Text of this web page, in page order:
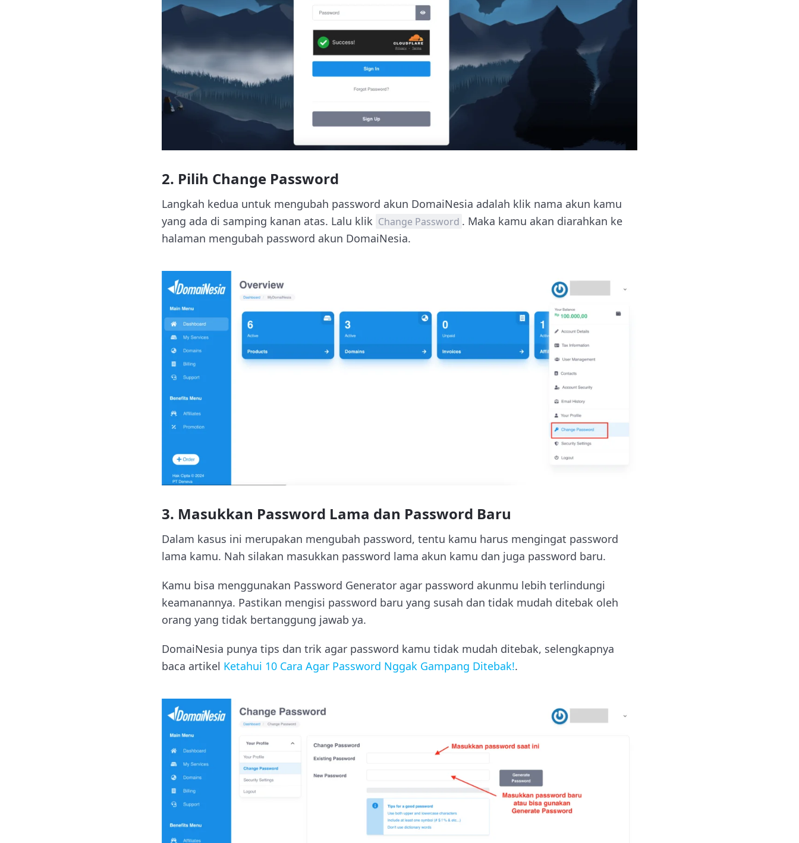
2. Pilih Change Password
Langkah kedua untuk mengubah password akun DomaiNesia adalah klik nama akun kamu
yang ada di samping kanan atas. Lalu klik Change Password . Maka kamu akan diarahkan ke
halaman mengubah password akun DomaiNesia.
3. Masukkan Password Lama dan Password Baru
Dalam kasus ini merupakan mengubah password, tentu kamu harus mengingat password
lama kamu. Nah silakan masukkan password lama akun kamu dan juga password baru.
Kamu bisa menggunakan Password Generator agar password akunmu lebih terlindungi
keamanannya. Pastikan mengisi password baru yang susah dan tidak mudah ditebak oleh
orang yang tidak bertanggung jawab ya.
DomaiNesia punya tips dan trik agar password kamu tidak mudah ditebak, selengkapnya
baca artikel Ketahui 10 Cara Agar Password Nggak Gampang Ditebak!.